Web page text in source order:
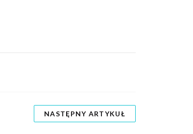
NASTĘPNY ARTYKUŁ